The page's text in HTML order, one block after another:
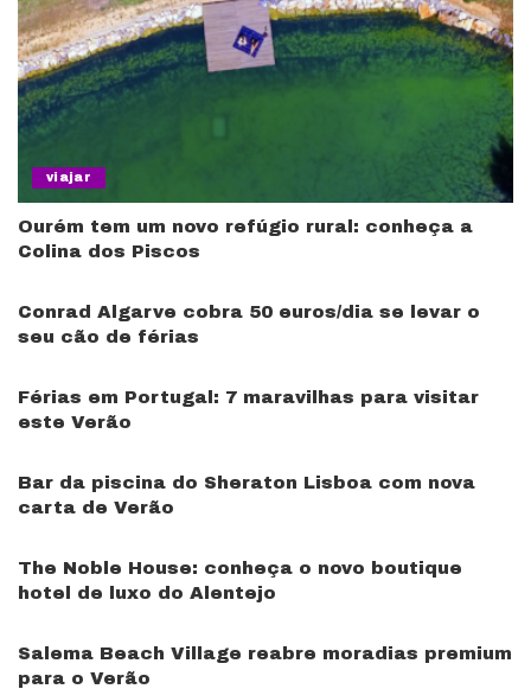
viajar
Ourém tem um novo refúgio rural: conheça a
Colina dos Piscos
Conrad Algarve cobra 50 euros/dia se levar o
seu cão de férias
Férias em Portugal: 7 maravilhas para visitar
este Verão
Bar da piscina do Sheraton Lisboa com nova
carta de Verão
The Noble House: conheça o novo boutique
hotel de luxo do Alentejo
Salema Beach Village reabre moradias premium
para o Verão